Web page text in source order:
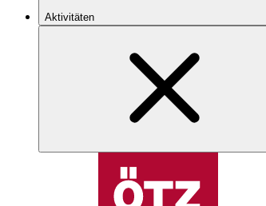
Aktivitäten